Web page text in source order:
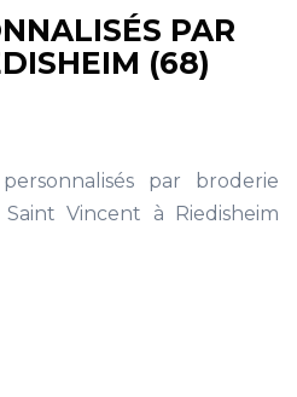
PAR
(68)
par broderie
Vincent à Riedisheim